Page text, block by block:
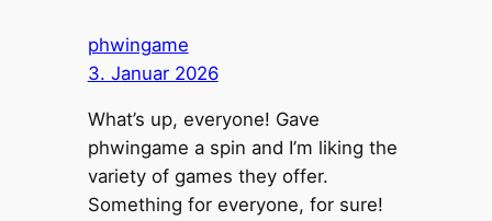
phwingame
3. Januar 2026
What’s up, everyone! Gave
phwingame a spin and I’m liking the
variety of games they offer.
Something for everyone, for sure!